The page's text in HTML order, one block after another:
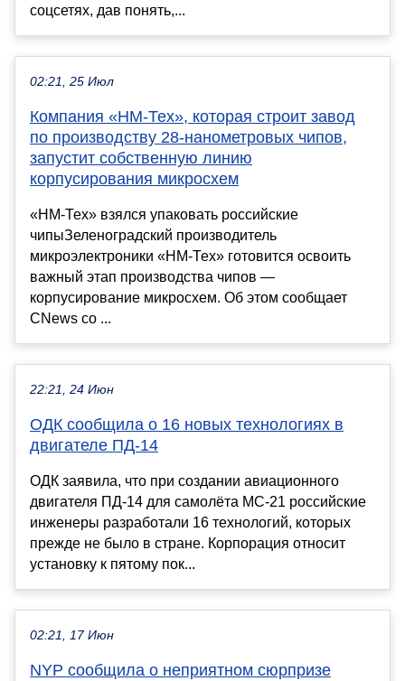
соцсетях, дав понять,...
02:21, 25 Июл
Компания «НМ-Тех», которая строит завод
по производству 28-нанометровых чипов,
запустит собственную линию
корпусирования микросхем
«НМ-Тех» взялся упаковать российские
чипыЗеленоградский производитель
микроэлектроники «НМ-Тех» готовится освоить
важный этап производства чипов —
корпусирование микросхем. Об этом сообщает
CNews со ...
22:21, 24 Июн
ОДК сообщила о 16 новых технологиях в
двигателе ПД-14
ОДК заявила, что при создании авиационного
двигателя ПД-14 для самолёта МС-21 российские
инженеры разработали 16 технологий, которых
прежде не было в стране. Корпорация относит
установку к пятому пок...
02:21, 17 Июн
NYP сообщила о неприятном сюрпризе